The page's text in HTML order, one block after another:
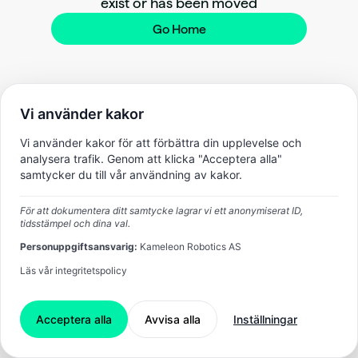
Go Home
Vi använder kakor
Vi använder kakor för att förbättra din upplevelse och
analysera trafik. Genom att klicka "Acceptera alla"
samtycker du till vår användning av kakor.
För att dokumentera ditt samtycke lagrar vi ett anonymiserat ID,
tidsstämpel och dina val.
Personuppgiftsansvarig: Kameleon Robotics AS
Läs vår integritetspolicy
Acceptera alla Avvisa alla Inställningar